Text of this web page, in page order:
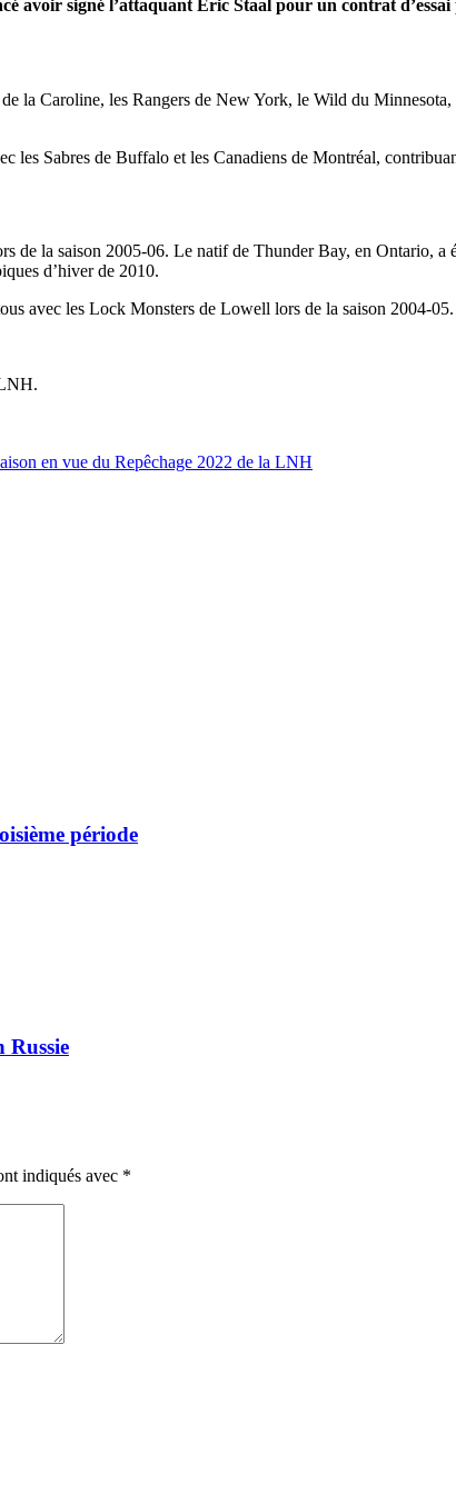
avoir signé l’attaquant Eric Staal pour un contrat d’essai
la Caroline, les Rangers de New York, le Wild du
les Sabres de Buffalo et les Canadiens de Montréal,
de la saison 2005-06. Le natif de Thunder Bay, en Ontario,
d’hiver de 2010.
avec les Lock Monsters de Lowell lors de la saison 2004-05.
en vue du Repêchage 2022 de la LNH
période
Russie
indiqués avec *